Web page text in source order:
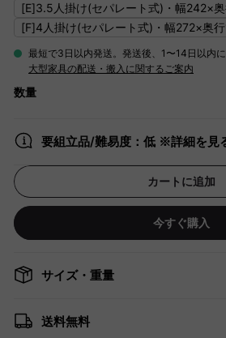
[E]3.5人掛け(セパレート式)・幅242×
[F]4人掛け(セパレート式)・幅272×奥
最短で3日以内発送。発送後、1〜14日以内に
大型家具の配送・搬入に関するご案内
数量
要組立品/難易度：低 ※詳細を見
カートに追加
今すぐ購入
サイズ・重量
送料無料